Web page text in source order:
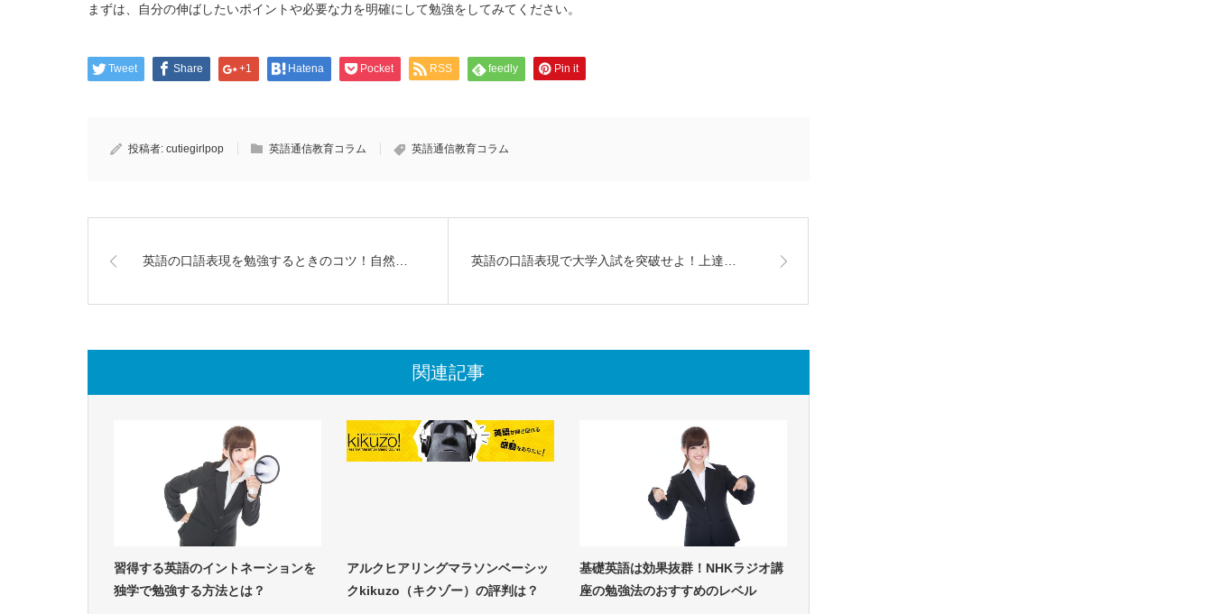
まずは、自分の伸ばしたいポイントや必要な力を明確にして勉強をしてみてください。
Tweet Share +1 Hatena Pocket RSS feedly Pin it
投稿者: cutiegirlpop 英語通信教育コラム 英語通信教育コラム
英語の口語表現を勉強するときのコツ！自然… 英語の口語表現で大学入試を突破せよ！上達…
関連記事
習得する英語のイントネーションを
独学で勉強する方法とは？
アルクヒアリングマラソンベーシッ
クkikuzo（キクゾー）の評判は？
基礎英語は効果抜群！NHKラジオ講
座の勉強法のおすすめのレベル